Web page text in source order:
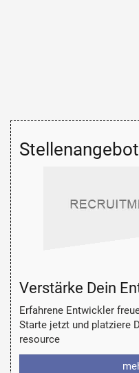
Verstärke Dein
Erfahrene Entwickler
Starte jetzt und platziere
resource